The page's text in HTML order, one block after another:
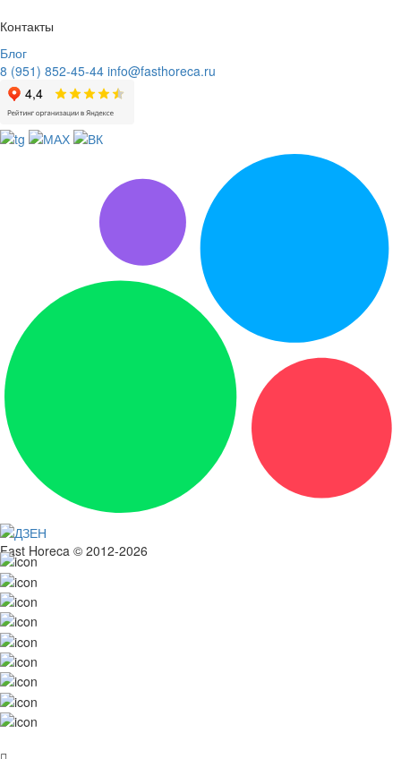
Контакты
Блог
8 (951) 852-45-44 info@fasthoreca.ru
Fast Horeca © 2012-2026